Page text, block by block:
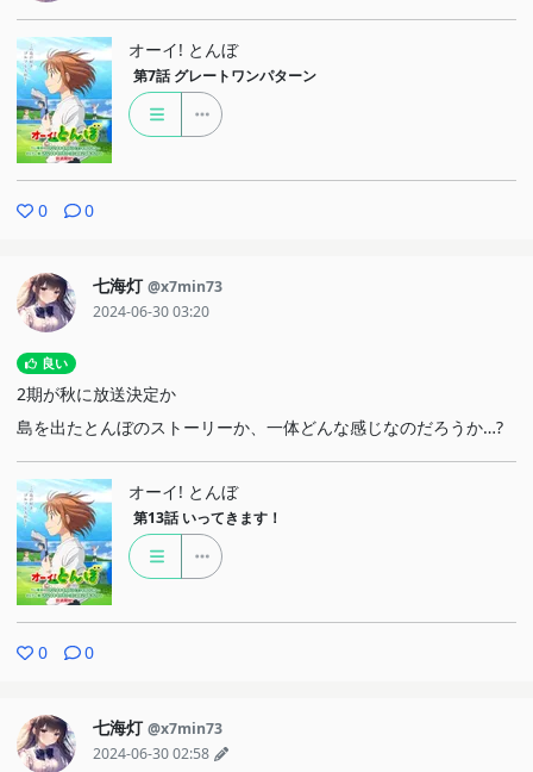
オーイ! とんぼ
第7話 グレートワンパターン
0 0
七海灯 @x7min73
2024-06-30 03:20
良い
2期が秋に放送決定か
島を出たとんぼのストーリーか、一体どんな感じなのだろうか…?
オーイ! とんぼ
第13話 いってきます！
0 0
七海灯 @x7min73
2024-06-30 02:58